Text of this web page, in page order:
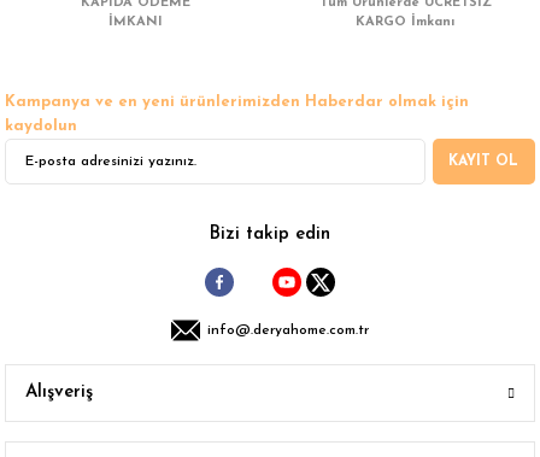
KAPIDA ÖDEME
İMKANI
Tüm Ürünlerde ÜCRETSİZ
KARGO İmkanı
Kampanya ve en yeni ürünlerimizden Haberdar olmak için
kaydolun
KAYIT OL
Bizi takip edin
info@.deryahome.com.tr
Alışveriş